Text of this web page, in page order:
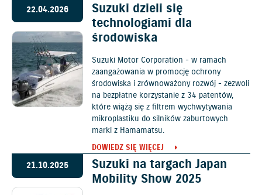
22.04.2026
Suzuki dzieli się
technologiami dla
środowiska
Suzuki Motor Corporation - w ramach
zaangażowania w promocję ochrony
środowiska i zrównoważony rozwój - zezwoli
na bezpłatne korzystanie z 34 patentów,
które wiążą się z filtrem wychwytywania
mikroplastiku do silników zaburtowych
marki z Hamamatsu.
DOWIEDZ SIĘ WIĘCEJ
21.10.2025
Suzuki na targach Japan
Mobility Show 2025